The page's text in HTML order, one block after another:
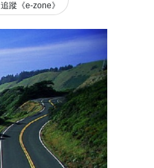
追蹤《e-zone》